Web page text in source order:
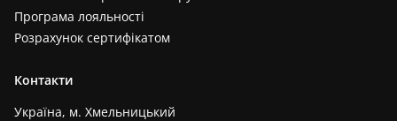
Програма лояльності
Розрахунок сертифікатом
Контакти
Україна, м. Хмельницький